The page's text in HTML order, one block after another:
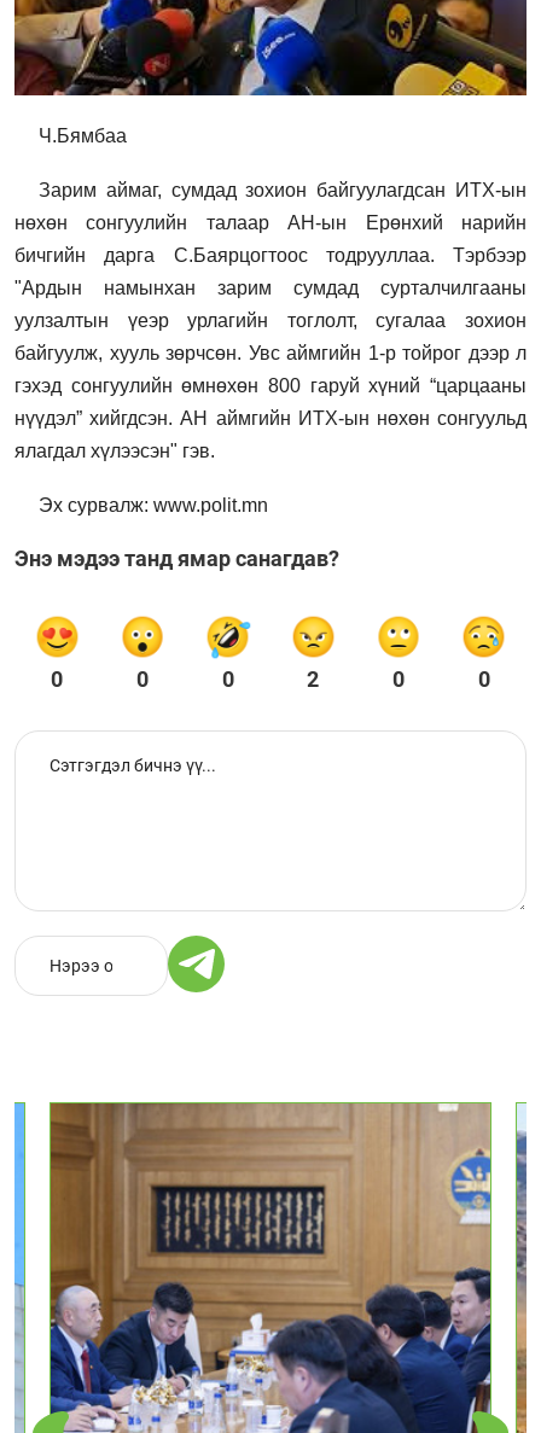
Ч.Бямбаа
Зарим аймаг, сумдад зохион байгуулагдсан ИТХ-ын
нөхөн сонгуулийн талаар АН-ын Ерөнхий нарийн
бичгийн дарга С.Баярцогтоос тодрууллаа. Тэрбээр
"Ардын намынхан зарим сумдад сурталчилгааны
уулзалтын үеэр урлагийн тоглолт, сугалаа зохион
байгуулж, хууль зөрчсөн. Увс аймгийн 1-р тойрог дээр л
гэхэд сонгуулийн өмнөхөн 800 гаруй хүний “царцааны
нүүдэл” хийгдсэн. АН аймгийн ИТХ-ын нөхөн сонгуульд
ялагдал хүлээсэн" гэв.
Эх сурвалж: www.polit.mn
Энэ мэдээ танд ямар санагдав?
0 0 0 2 0 0